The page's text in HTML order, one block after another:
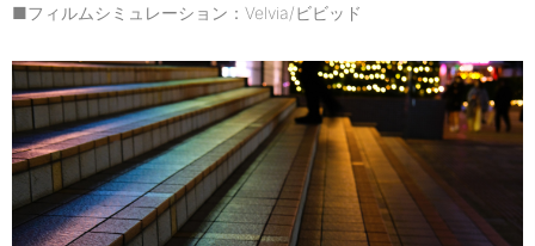
■フィルムシミュレーション：Velvia/ビビッド